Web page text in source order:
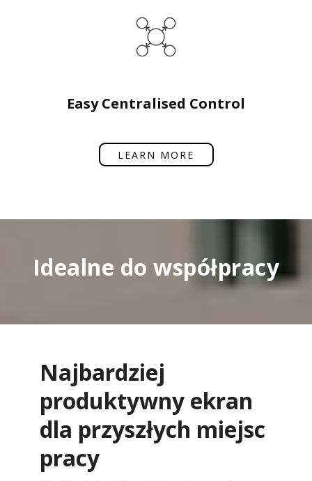
Easy Centralised Control
LEARN MORE
Idealne do współpracy
Najbardziej
produktywny ekran
dla przyszłych miejsc
pracy